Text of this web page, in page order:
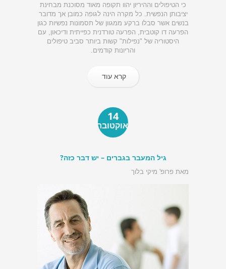
כי הטיפולים וההיריון יהוו תקופה מאוד מסוכנת מבחינת
יציבותן הנפשית. כל מקרה הינה לגופה כמובן אך מדובר
בנשים אשר סבלו ברקע ממגוון של תסמונות נפשיות כגון
הפרעה דו קוטבית, הפרעה טורדנית כפייתית ודיכאון, עם
היסטוריה של "נפילות" קשות ביותר סביב טיפולים
והריונות קודמים.
קרא עוד
14
אוקטובר
גיל המעבר בגברים – יש דבר כזה?
מאת פרופ' מיקי בלוך